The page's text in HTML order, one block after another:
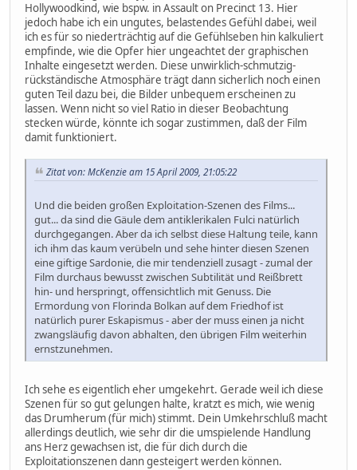
Hollywoodkind, wie bspw. in Assault on Precinct 13. Hier
jedoch habe ich ein ungutes, belastendes Gefühl dabei, weil
ich es für so niederträchtig auf die Gefühlseben hin kalkuliert
empfinde, wie die Opfer hier ungeachtet der graphischen
Inhalte eingesetzt werden. Diese unwirklich-schmutzig-
rückständische Atmosphäre trägt dann sicherlich noch einen
guten Teil dazu bei, die Bilder unbequem erscheinen zu
lassen. Wenn nicht so viel Ratio in dieser Beobachtung
stecken würde, könnte ich sogar zustimmen, daß der Film
damit funktioniert.
Zitat von: McKenzie am 15 April 2009, 21:05:22
Und die beiden großen Exploitation-Szenen des Films...
gut... da sind die Gäule dem antiklerikalen Fulci natürlich
durchgegangen. Aber da ich selbst diese Haltung teile, kann
ich ihm das kaum verübeln und sehe hinter diesen Szenen
eine giftige Sardonie, die mir tendenziell zusagt - zumal der
Film durchaus bewusst zwischen Subtilität und Reißbrett
hin- und herspringt, offensichtlich mit Genuss. Die
Ermordung von Florinda Bolkan auf dem Friedhof ist
natürlich purer Eskapismus - aber der muss einen ja nicht
zwangsläufig davon abhalten, den übrigen Film weiterhin
ernstzunehmen.
Ich sehe es eigentlich eher umgekehrt. Gerade weil ich diese
Szenen für so gut gelungen halte, kratzt es mich, wie wenig
das Drumherum (für mich) stimmt. Dein Umkehrschluß macht
allerdings deutlich, wie sehr dir die umspielende Handlung
ans Herz gewachsen ist, die für dich durch die
Exploitationszenen dann gesteigert werden können.